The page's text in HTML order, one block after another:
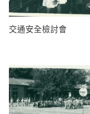
交通安全檢討會